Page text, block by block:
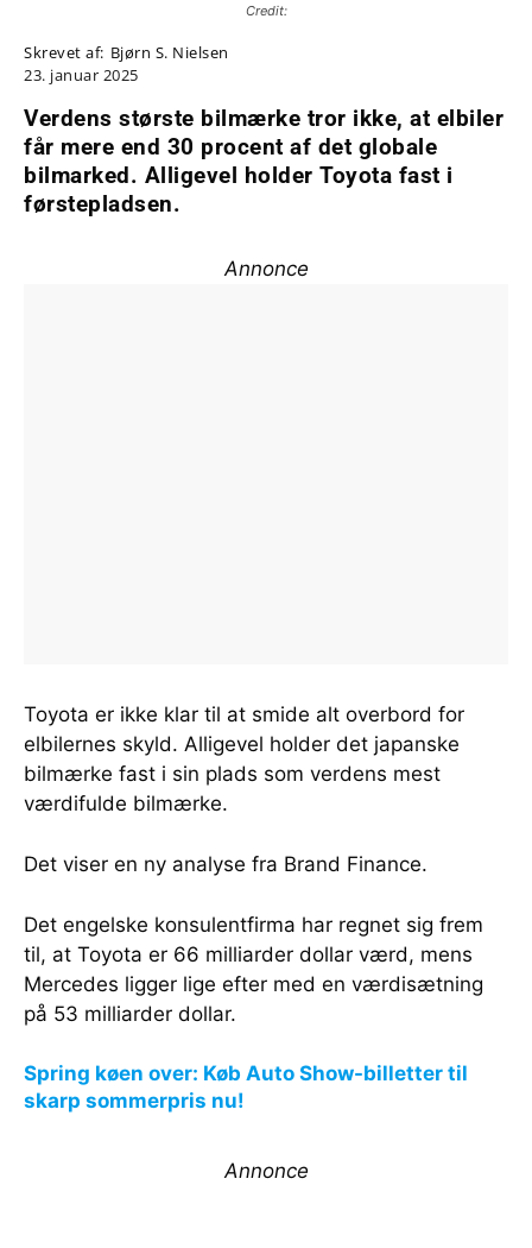
Credit:
Skrevet af: Bjørn S. Nielsen
23. januar 2025
Verdens største bilmærke tror ikke, at elbiler
får mere end 30 procent af det globale
bilmarked. Alligevel holder Toyota fast i
førstepladsen.
Annonce
Toyota er ikke klar til at smide alt overbord for
elbilernes skyld. Alligevel holder det japanske
bilmærke fast i sin plads som verdens mest
værdifulde bilmærke.
Det viser en ny analyse fra Brand Finance.
Det engelske konsulentfirma har regnet sig frem
til, at Toyota er 66 milliarder dollar værd, mens
Mercedes ligger lige efter med en værdisætning
på 53 milliarder dollar.
Spring køen over: Køb Auto Show-billetter til
skarp sommerpris nu!
Annonce